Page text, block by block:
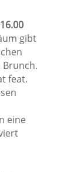
gibt
feat.
eine